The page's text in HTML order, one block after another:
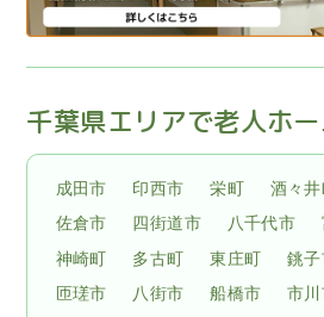
千葉県エリアで老人ホ
成田市 印西市 栄町 酒々
佐倉市
四街道市 八千代市
神崎町
多古町 東庄町 銚
匝瑳市
八街市 船橋市 市